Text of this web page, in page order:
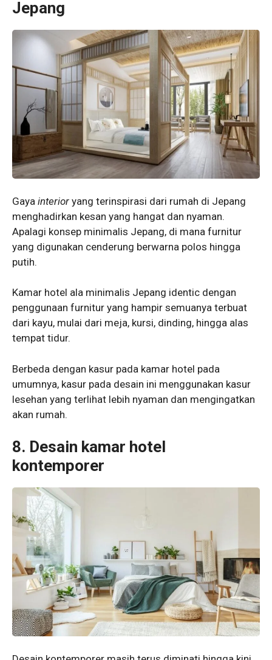
Jepang
Gaya interior yang terinspirasi dari rumah di Jepang
menghadirkan kesan yang hangat dan nyaman.
Apalagi konsep minimalis Jepang, di mana furnitur
yang digunakan cenderung berwarna polos hingga
putih.
Kamar hotel ala minimalis Jepang identic dengan
penggunaan furnitur yang hampir semuanya terbuat
dari kayu, mulai dari meja, kursi, dinding, hingga alas
tempat tidur.
Berbeda dengan kasur pada kamar hotel pada
umumnya, kasur pada desain ini menggunakan kasur
lesehan yang terlihat lebih nyaman dan mengingatkan
akan rumah.
8. Desain kamar hotel
kontemporer